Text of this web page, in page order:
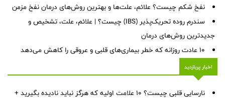
نفخ شکم چیست؟ علائم، علت‌ها و بهترین روش‌های درمان نفخ مزمن
سندرم روده تحریک‌پذیر (IBS) چیست؟ | علائم، علت، تشخیص و
جدیدترین روش‌های درمان
۱۰ عادت روزانه که خطر بیماری‌های قلبی و عروقی را کاهش می‌دهد
اخبار پربازدید
نارسایی قلبی چیست؟ ۱۰ علامت اولیه که هرگز نباید نادیده بگیرید +